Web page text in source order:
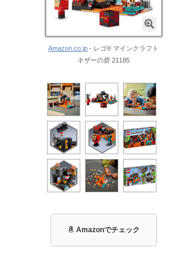
Amazon.co.jp - レゴ® マインクラフト
ネザーの砦 21185
Amazonでチェック